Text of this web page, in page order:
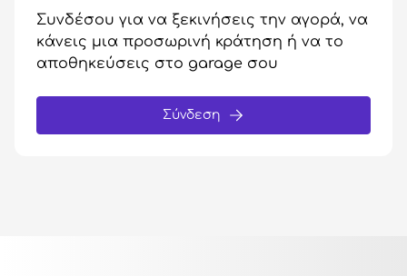
Συνδέσου για να ξεκινήσεις την αγορά, να
κάνεις μια προσωρινή κράτηση ή να το
αποθηκεύσεις στο garage σου
Σύνδεση